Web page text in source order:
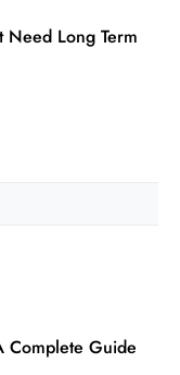
Need Long Term
Complete Guide